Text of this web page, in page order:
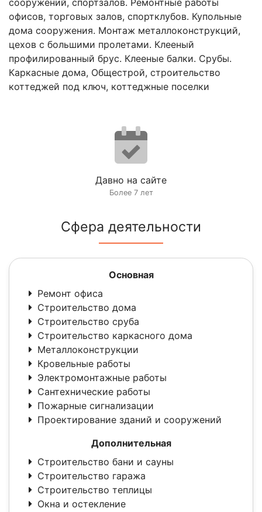
офисов, торговых залов, спортклубов. Купольные
дома сооружения. Монтаж металлоконструкций,
цехов с большими пролетами. Клееный
профилированный брус. Клееные балки. Срубы.
Каркасные дома, Общестрой, строительство
коттеджей под ключ, коттеджные поселки
Давно на сайте
Более 7 лет
Сфера деятельности
Основная
Ремонт офиса
Строительство дома
Строительство сруба
Строительство каркасного дома
Металлоконструкции
Кровельные работы
Электромонтажные работы
Сантехнические работы
Пожарные сигнализации
Проектирование зданий и сооружений
Дополнительная
Строительство бани и сауны
Строительство гаража
Строительство теплицы
Окна и остекление